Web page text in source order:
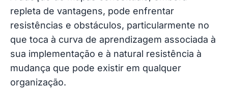
repleta de vantagens, pode enfrentar
resistências e obstáculos, particularmente no
que toca à curva de aprendizagem associada à
sua implementação e à natural resistência à
mudança que pode existir em qualquer
organização.